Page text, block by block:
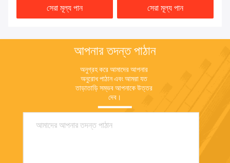
সেরা মূল্য পান সেরা মূল্য পান
আপনার তদন্ত পাঠান
অনুগ্রহ করে আমাদের আপনার
অনুরোধ পাঠান এবং আমরা যত
তাড়াতাড়ি সম্ভব আপনাকে উত্তর
দেব।